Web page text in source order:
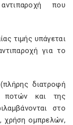
που
τιμής υπάγεται
για το
διατροφή
ποτών και της
στο
χρήση ομπρελών,